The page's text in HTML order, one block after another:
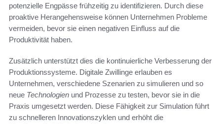
potenzielle Engpässe frühzeitig zu identifizieren. Durch diese
proaktive Herangehensweise können Unternehmen Probleme
vermeiden, bevor sie einen negativen Einfluss auf die
Produktivität haben.
Zusätzlich unterstützt dies die kontinuierliche Verbesserung der
Produktionssysteme. Digitale Zwillinge erlauben es
Unternehmen, verschiedene Szenarien zu simulieren und so
neue Technologien und Prozesse zu testen, bevor sie in die
Praxis umgesetzt werden. Diese Fähigkeit zur Simulation führt
zu schnelleren Innovationszyklen und erhöht die